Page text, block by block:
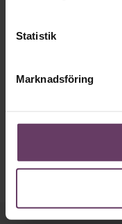
Statistik
Marknadsföring
Karriär
En dryg tredjedel av
högre: Mer än hälften
lönen som är